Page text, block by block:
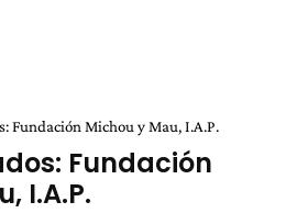
Fundación Michou y Mau, I.A.P.
Fundación
I.A.P.